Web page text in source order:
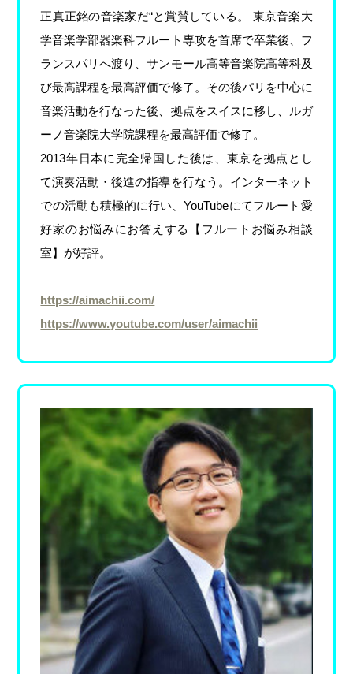
正真正銘の音楽家だ“と賞賛している。 東京音楽大
学音楽学部器楽科フルート専攻を首席で卒業後、フ
ランスパリへ渡り、サンモール高等音楽院高等科及
び最高課程を最高評価で修了。その後パリを中心に
音楽活動を行なった後、拠点をスイスに移し、ルガ
ーノ音楽院大学院課程を最高評価で修了。
2013年日本に完全帰国した後は、東京を拠点とし
て演奏活動・後進の指導を行なう。インターネット
での活動も積極的に行い、YouTubeにてフルート愛
好家のお悩みにお答えする【フルートお悩み相談
室】が好評。
https://aimachii.com/
https://www.youtube.com/user/aimachii